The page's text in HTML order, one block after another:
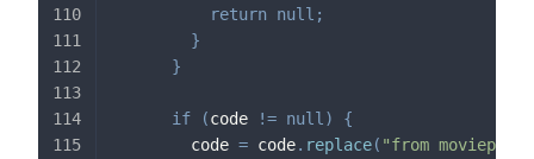
return null ;
}
}
if (code != null )
{
        code
= code. replace( "from